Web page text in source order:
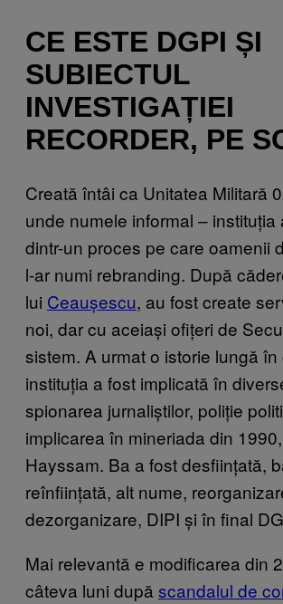
CE ESTE DGPI ȘI
SUBIECTUL
INVESTIGAȚIEI
RECORDER, PE
Creată întâi ca Unitatea Militară
unde numele informal – instituția
dintr-un proces pe care oamenii
l-ar numi rebranding. După
lui Ceaușescu, au fost create
noi, dar cu aceiași ofițeri de
sistem. A urmat o istorie lungă în
instituția a fost implicată în
spionarea jurnaliștilor, poliție
implicarea în mineriada din
Hayssam. Ba a fost desființată,
reînființată, alt nume,
dezorganizare, DIPI și în final
Mai relevantă e modificarea din
câteva luni după scandalul de